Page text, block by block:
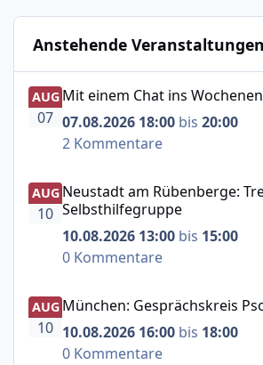
Anstehende Veranstaltungen
Mit einem Chat ins Wochenende
AUG
07
Mit einem Chat ins
07.08.2026 18:00 bis 20:00
2 Kommentare
Neustadt am Rübenberge: Treffen
AUG
10
Neustadt am Rübenberge:
Selbsthilfegruppe
10.08.2026 13:00 bis 15:00
0 Kommentare
München: Gesprächskreis Psoriasis
AUG
10
München: Gesprächskreis
10.08.2026 16:00 bis 18:00
0 Kommentare